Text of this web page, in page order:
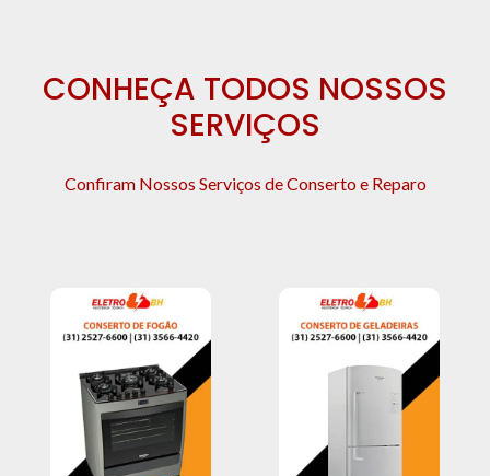
CONHEÇA TODOS NOSSOS
SERVIÇOS
Confiram Nossos Serviços de Conserto e Reparo